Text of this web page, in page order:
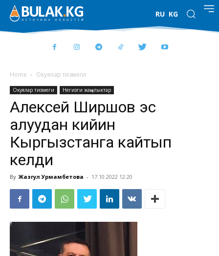
RU KG
Home Окуялар тизмеги
Окуялар тизмеги Негизги жаңылыктар
Алексей Ширшов эс
алуудан кийин
Кыргызстанга кайтып
келди
By Жазгул Урмамбетова - 17.10.2022 12:20